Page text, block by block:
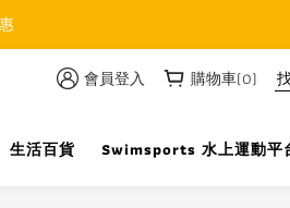
會員登入 購物車(0)
生活百貨 Swimsports 水上運動平